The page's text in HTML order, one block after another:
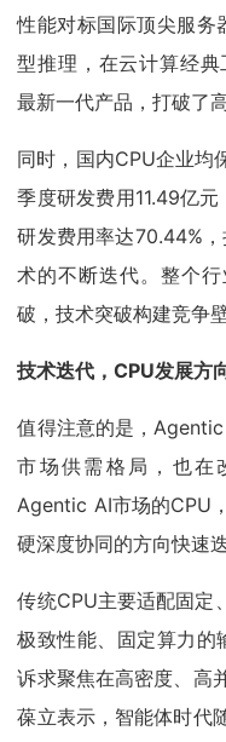
性能对标国际顶尖服务
型推理，在云计算经
最新一代产品，打破了
同时，国内CPU企业均
季度研发费用11.49亿
研发费用率达70.44%
术的不断迭代。整个
破，技术突破构建竞争
技术迭代，CPU发展方
值得注意的是，
市场供需格局，也在
Agentic AI市场的CPU
硬深度协同的方向快速迭
传统CPU主要适配固定
极致性能、固定算力的
诉求聚焦在高密度、高
葆立表示，智能体时代